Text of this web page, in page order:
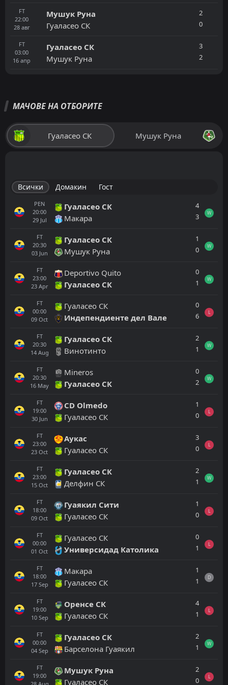
FT
22:00
28 авг
Мушук Руна
Гуаласео СК
2
0
FT
03:00
16 апр
Гуаласео СК
Мушук Руна
3
2
МАЧОВЕ НА ОТБОРИТЕ
Гуаласео СК Мушук Руна
Всички Домакин Гост
PEN
20:00
29 Jul
Гуаласео СК
Макара
4
3
W
FT
20:30
03 Jun
Гуаласео СК
Мушук Руна
1
0
W
FT
23:00
23 Apr
Deportivo Quito
Гуаласео СК
0
1
W
FT
00:00
09 Oct
Гуаласео СК
Индепендиенте дел Вале
0
6
L
FT
20:30
14 Aug
Гуаласео СК
Винотинто
2
1
W
FT
20:30
16 May
Mineros
Гуаласео СК
0
2
W
FT
19:00
30 Jun
CD Olmedo
Гуаласео СК
1
0
L
FT
23:00
23 Oct
Аукас
Гуаласео СК
3
0
L
FT
23:00
15 Oct
Гуаласео СК
Делфин СК
2
1
W
FT
18:00
09 Oct
Гуаякил Сити
Гуаласео СК
1
0
L
FT
00:00
01 Oct
Гуаласео СК
Универсидад Католика
0
1
L
FT
18:00
17 Sep
Макара
Гуаласео СК
1
1
D
FT
19:00
10 Sep
Оренсе СК
Гуаласео СК
4
1
L
FT
00:00
04 Sep
Гуаласео СК
Барселона Гуаякил
2
1
W
FT
19:00
Мушук Руна
Гуаласео СК
2
0
L